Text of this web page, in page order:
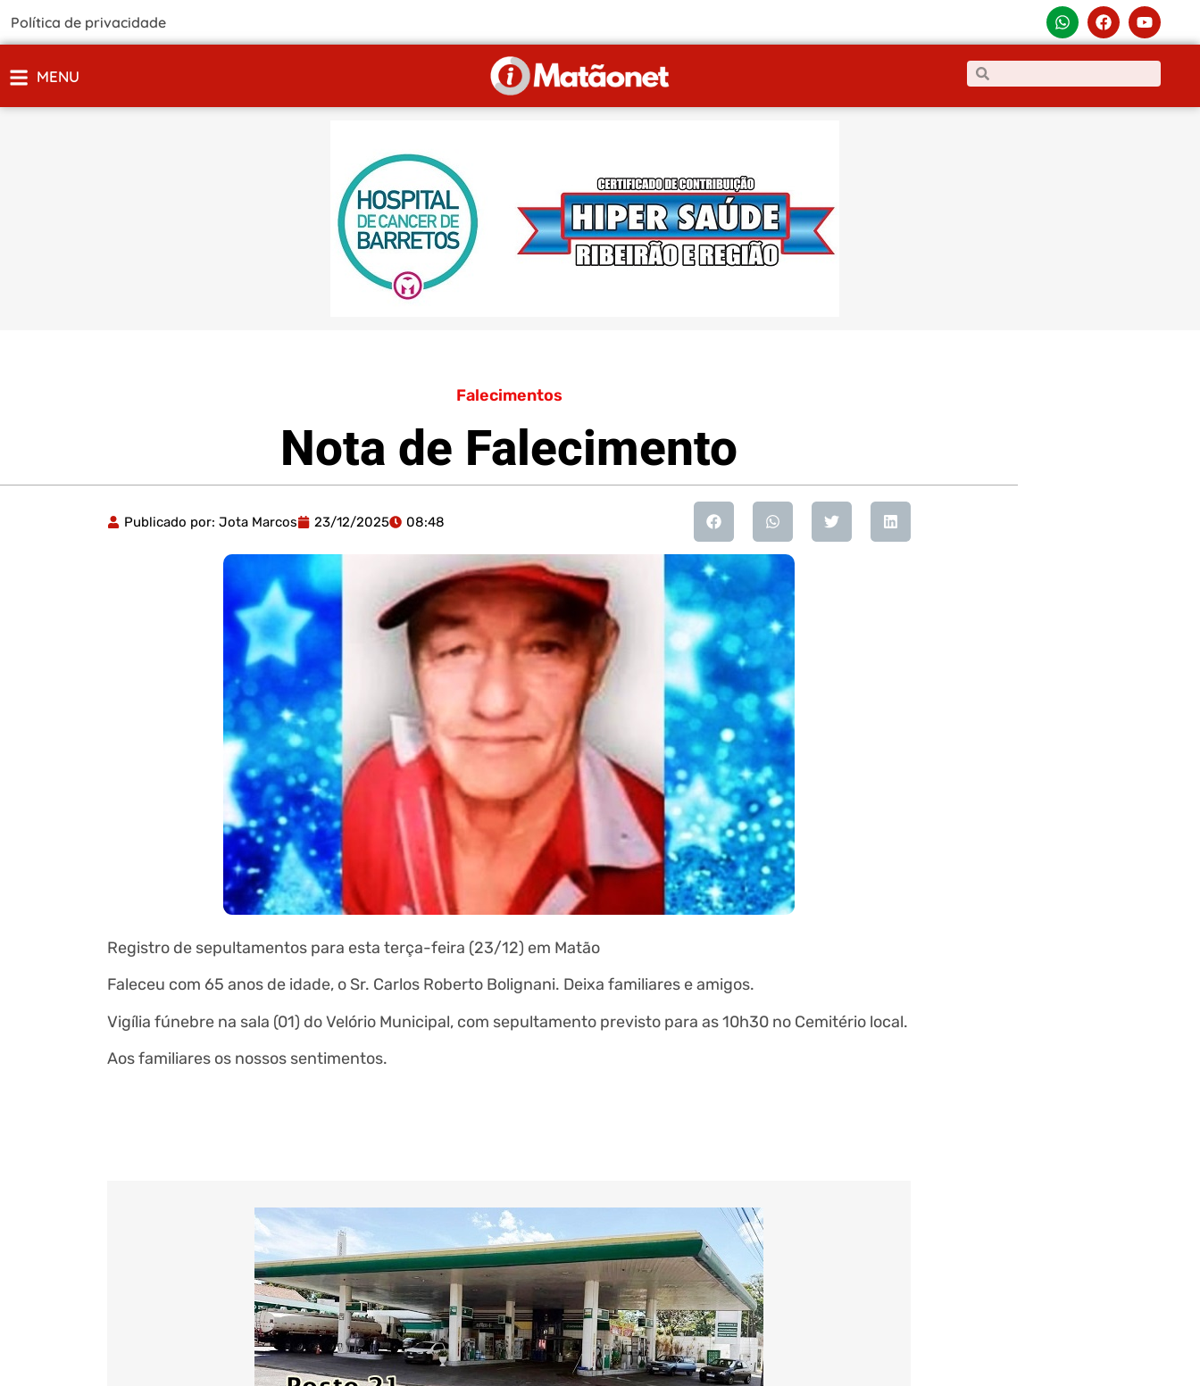
Política de privacidade
MENU
Falecimentos
Nota de Falecimento
Publicado por: Jota Marcos 23/12/2025 08:48
Registro de sepultamentos para esta terça-feira (23/12) em Matão
Faleceu com 65 anos de idade, o Sr. Carlos Roberto Bolignani. Deixa familiares e amigos.
Vigília fúnebre na sala (01) do Velório Municipal, com sepultamento previsto para as 10h30 no Cemitério local.
Aos familiares os nossos sentimentos.